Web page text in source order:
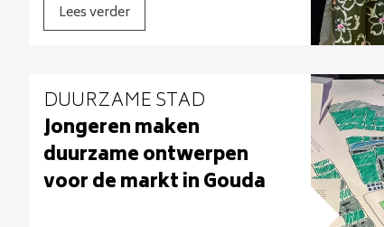
Lees verder
DUURZAME STAD
Jongeren maken
duurzame ontwerpen
voor de markt in Gouda